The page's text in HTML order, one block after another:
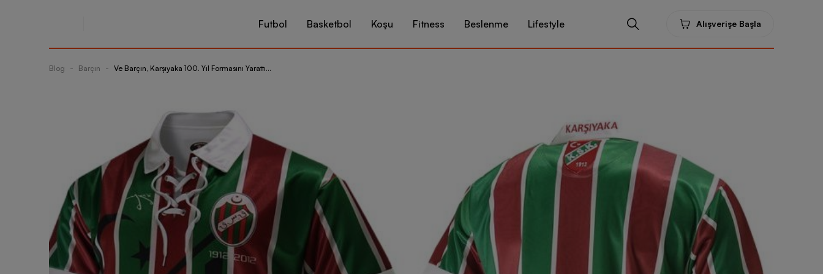
Futbol Basketbol Koşu Fitness Beslenme Lifestyle Alışverişe Başla
Blog - Barçın - Ve Barçın, Karşıyaka 100. Yıl Formasını Yarattı…